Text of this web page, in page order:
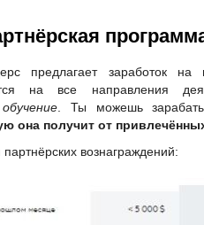
предлагает заработок на
на все направления
обучение . Ты можешь
она получит от
вознаграждений: